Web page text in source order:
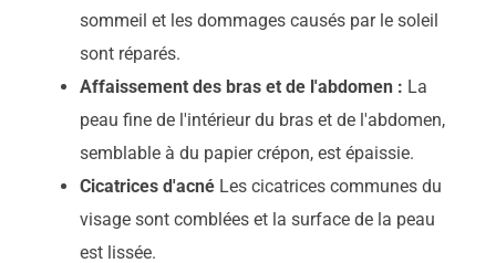
sommeil et les dommages causés par le soleil
sont réparés.
Affaissement des bras et de l'abdomen : La
peau fine de l'intérieur du bras et de l'abdomen,
semblable à du papier crépon, est épaissie.
Cicatrices d'acné Les cicatrices communes du
visage sont comblées et la surface de la peau
est lissée.